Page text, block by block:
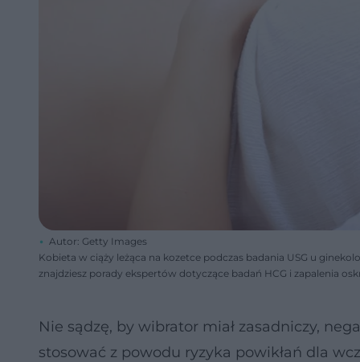
Autor: Getty Images
Kobieta w ciąży leżąca na kozetce podczas badania USG u
znajdziesz porady ekspertów dotyczące badań HCG i zapalenia
Nie sądzę, by wibrator miał zasadniczy,
stosować z powodu ryzyka powikłań dla